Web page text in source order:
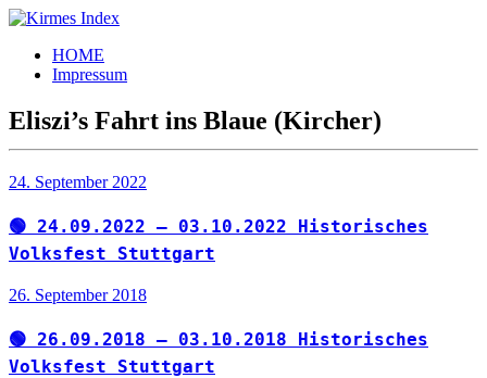
Zum
springen
Kirmes
Index
Tourpläne
der
letzten
Jahre
HOME
Impressum
Eliszi’s Fahrt ins Blaue (Kircher)
24. September 2022
🟢 24.09.2022 – 03.10.2022 Historisches
Volksfest Stuttgart
26. September 2018
🟢 26.09.2018 – 03.10.2018 Historisches
Volksfest Stuttgart